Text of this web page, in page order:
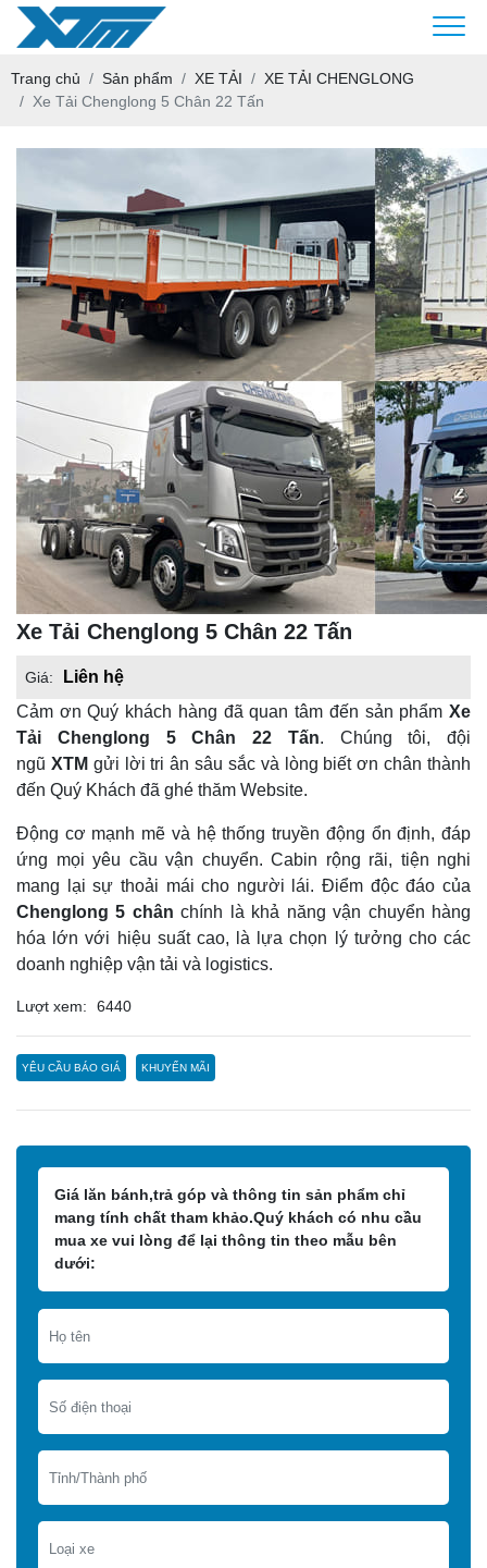
Trang chủ Sản phẩm XE TẢI
XE TẢI CHENGLONG
Xe Tải Chenglong 5 Chân 22 Tấn
Xe Tải Chenglong 5 Chân 22 Tấn
Giá:
Liên hệ
Cảm ơn Quý khách hàng đã quan tâm đến sản phẩm Xe
Tải Chenglong 5 Chân 22 Tấn. Chúng tôi, đội
ngũ XTM gửi lời tri ân sâu sắc và lòng biết ơn chân thành
đến Quý Khách đã ghé thăm Website.
Động cơ mạnh mẽ và hệ thống truyền động ổn định, đáp
ứng mọi yêu cầu vận chuyển. Cabin rộng rãi, tiện nghi
mang lại sự thoải mái cho người lái. Điểm độc đáo của
Chenglong 5 chân chính là khả năng vận chuyển hàng
hóa lớn với hiệu suất cao, là lựa chọn lý tưởng cho các
doanh nghiệp vận tải và logistics.
Lượt xem: 6440
YÊU CẦU BÁO GIÁ KHUYẾN MÃI
Giá lăn bánh,trả góp và thông tin sản phẩm chỉ
mang tính chất tham khảo.Quý khách có nhu cầu
mua xe vui lòng để lại thông tin theo mẫu bên
dưới: